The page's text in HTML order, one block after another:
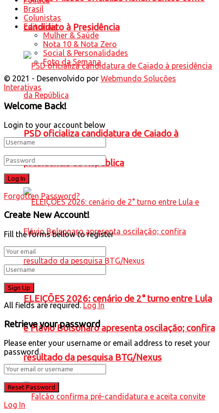
candidato à Presidência
PSD oficializa candidatura de Caiado à
presidência da República
ELEIÇÕES 2026: cenário de 2° turno entre Lula
e Flávio Bolsonaro apresenta oscilação; confira
resultado da pesquisa BTG/Nexus
Brasil
Colunistas
Editoriais
Mulher & Saúde
Nota 10 & Nota Zero
Social & Personalidades
Foto da Semana
© 2021 - Desenvolvido por Webmundo Soluções
Interativas
Welcome Back!
Login to your account below
Forgotten Password?
Create New Account!
Fill the forms bellow to register
All fields are required. Log In
Retrieve your password
Please enter your username or email address to reset your
password.
Log In